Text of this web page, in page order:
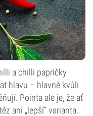
a chilli papričky
hlavu – hlavně kvůli
Pointa ale je, že ať
ani „lepší“ varianta.